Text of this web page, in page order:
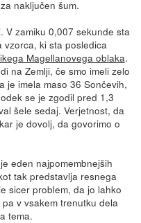
naključen šum.
V zamiku 0,007 sekunde sta
ki sta posledica
Magellanovega oblaka.
na Zemlji, če smo imeli zelo
je imela maso 36 Sončevih,
se je zgodil pred 1,3
šele sedaj. Verjetnost, da
je dovolj, da govorimo o
eden najpomembnejših
tak predstavlja resnega
sicer problem, da jo lahko
v vsakem trenutku dela
tema.